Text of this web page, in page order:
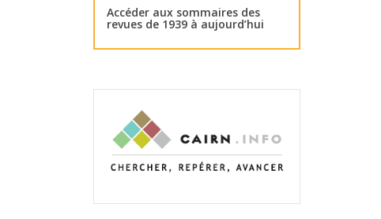
Accéder aux sommaires des
revues de 1939 à aujourd’hui